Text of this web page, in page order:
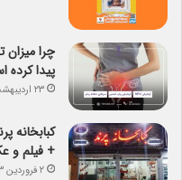
پیدا
۲۳ اردیبهشت ۱۴۰۳
کبابخانه
+ فیلم و
۲ فروردین ۱۴۰۳